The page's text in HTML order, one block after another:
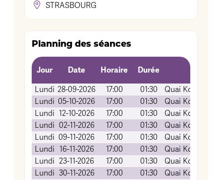
STRASBOURG
Planning des séances
Jour Date Horaire Durée
Lundi 28-09-2026 17:00 01:30
Quai Koch
Lundi 05-10-2026 17:00 01:30
Quai Koch
Lundi 12-10-2026 17:00 01:30
Quai Koch
Lundi 02-11-2026 17:00 01:30
Quai Koch
Lundi 09-11-2026 17:00 01:30
Quai Koch
Lundi 16-11-2026 17:00 01:30
Quai Koch
Lundi 23-11-2026 17:00 01:30
Quai Koch
Lundi 30-11-2026 17:00 01:30 Quai Koch